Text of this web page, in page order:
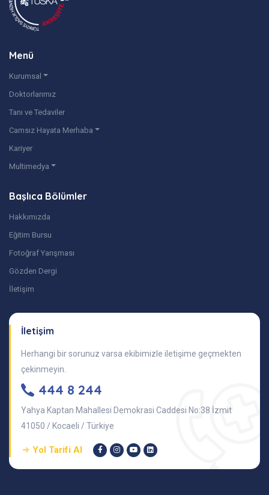
Menü
Kurumsal
Doktorlarımız
Tanı ve Tedaviler
Camsız Hayata Merhaba
Kariyer
Multimedya
Başlıca Bölümler
Hakkımızda
Eğitim Bursu
Fotoğraf Yarışması
Gözden Dergi
İletişim
İletişim
Herhangi bir sorunuz varsa ekibimizle iletişime geçmekten
çekinmeyin.
444 8 244
Yahya Kaptan Mahallesi Demokrasi Caddesi No:38 İzmit
41050 / Kocaeli / Türkiye
Yol Tarifi Al